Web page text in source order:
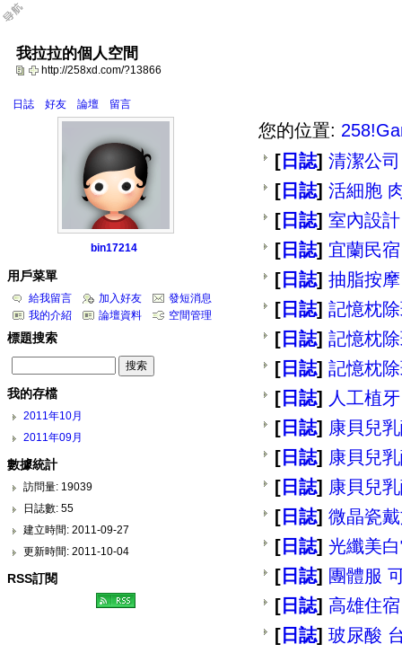
我拉拉的個人空間
http://258xd.com/?13866
日誌 好友 論壇 留言
您的位置:
[日誌] 清潔公
[日誌] 活細胞
[日誌] 室內設
[日誌] 宜蘭民
[日誌] 抽脂按
[日誌] 記憶枕
[日誌] 記憶枕
[日誌] 記憶枕
[日誌] 人工植
[日誌] 康貝兒
[日誌] 康貝兒
[日誌] 康貝兒
[日誌] 微晶瓷
[日誌] 光纖美
[日誌] 團體服
[日誌] 高雄住
[日誌] 玻尿酸
bin17214
用戶菜單
給我留言 加入好友
發短消息
我的介紹
論壇資料 空間管理
標題搜索
我的存檔
2011年10月
2011年09月
數據統計
訪問量: 19039
日誌數: 55
建立時間: 2011-09-27
更新時間: 2011-10-04
RSS訂閱